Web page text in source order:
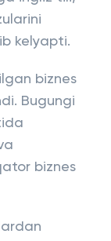
kelyapti.
biznes
Bugungi
biznes